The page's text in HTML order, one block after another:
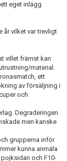
eget inlägg
år vilket var trevligt
villet främst kan
material.
ett
av försäljning i
och
Degraderingen
men kanske
grupperna inför
kunna anmäla
och F10-